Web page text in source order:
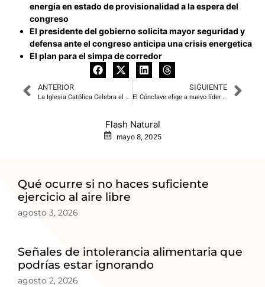
energia en estado de provisionalidad a la espera del
congreso
El presidente del gobierno solicita mayor seguridad y
defensa ante el congreso anticipa una crisis energetica
El plan para el simpa de corredor
ANTERIOR
La Iglesia Católica Celebra el Nombramiento de un Nuevo Papa
SIGUIENTE
El Cónclave elige a nuevo líder de la Iglesia Católica
Flash Natural
mayo 8, 2025
Qué ocurre si no haces suficiente
ejercicio al aire libre
agosto 3, 2026
Señales de intolerancia alimentaria que
podrías estar ignorando
agosto 2, 2026